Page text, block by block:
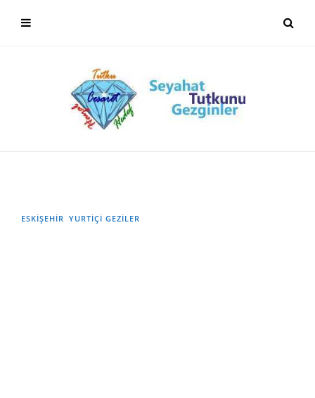
ESKİŞEHİR YURTIÇI GEZILER